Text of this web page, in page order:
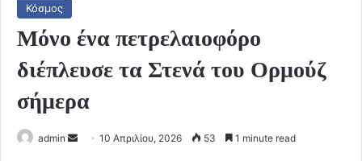
Κόσμος
Μόνο ένα πετρελαιοφόρο
διέπλευσε τα Στενά του Ορμούζ
σήμερα
admin
Send10 Απριλίου, 2026 53 1 minute read